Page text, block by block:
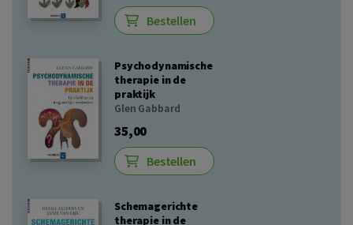
Bestellen
Psychodynamische
therapie in de
praktijk
Glen Gabbard
35,00
Bestellen
Schemagerichte
therapie in de